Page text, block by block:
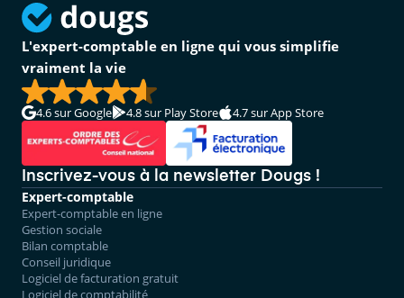
L'expert-comptable en ligne qui vous simplifie
vraiment la vie
4.6sur Google 4.8sur Play Store 4.7sur App Store
Inscrivez-vous à la newsletter Dougs !
Expert-comptable
Expert-comptable en ligne
Gestion sociale
Bilan comptable
Conseil juridique
Logiciel de facturation gratuit
Logiciel de comptabilité